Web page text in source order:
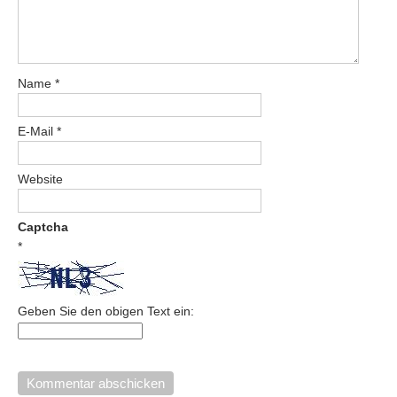
Name *
E-Mail *
Website
Captcha
*
Geben Sie den obigen Text ein: